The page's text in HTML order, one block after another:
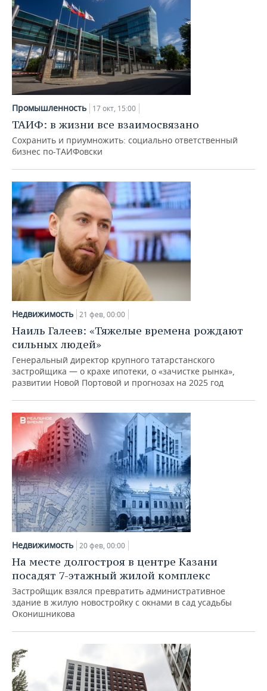
ВОЛЕЙБОЛ
КИБЕРСПОРТ
ФИГУРНОЕ КАТАНИЕ
ВОДНЫЕ ВИДЫ СПОРТА
ИСТОРИЯ
КУЛЬТУРА
МЕДИЦИНА
ОБРАЗОВАНИЕ
СПИСОК ПЕРСОН
СПИСОК КОМПАНИЙ
ПОЛНАЯ ВЕРСИЯ
Промышленность 17 окт, 15:00
ТАИФ: в жизни все взаимосвязано
Сохранить и приумножить: социально ответственный
бизнес по-ТАИФовски
Недвижимость 21 фев, 00:00
Наиль Галеев: «Тяжелые времена рождают
сильных людей»
Генеральный директор крупного татарстанского
застройщика — о крахе ипотеки, о «зачистке рынка»,
развитии Новой Портовой и прогнозах на 2025 год
Недвижимость 20 фев, 00:00
На месте долгостроя в центре Казани
посадят 7-этажный жилой комплекс
Застройщик взялся превратить административное
здание в жилую новостройку с окнами в сад усадьбы
Оконишникова